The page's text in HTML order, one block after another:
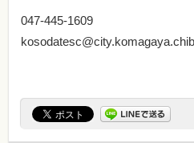
047-445-1609